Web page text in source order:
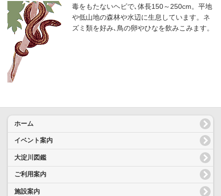
毒をもたないヘビで､体長150～250cm。平地
や低山地の森林や水辺に生息しています。ネ
ズミ類を好み､鳥の卵やひなを飲みこみます。
ホーム
イベント案内
大淀川図鑑
ご利用案内
施設案内